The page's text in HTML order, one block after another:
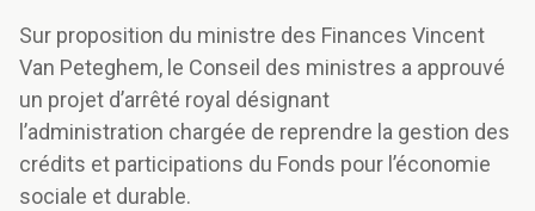
Sur proposition du ministre des Finances Vincent
Van Peteghem, le Conseil des ministres a approuvé
un projet d’arrêté royal désignant
l’administration chargée de reprendre la gestion des
crédits et participations du Fonds pour l’économie
sociale et durable.